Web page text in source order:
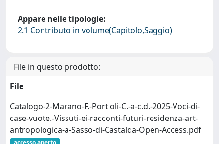
Appare nelle tipologie:
2.1 Contributo in volume(Capitolo,Saggio)
File in questo prodotto:
File
Catalogo-2-Marano-F.-Portioli-C.-a-c.d.-2025-Voci-di-
case-vuote.-Vissuti-ei-racconti-futuri-residenza-art-
antropologica-a-Sasso-di-Castalda-Open-Access.pdf
accesso aperto